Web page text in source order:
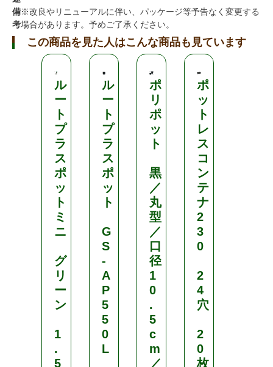
備
考
※改良やリニューアルに伴い、パッケージ等予告なく変更する
場合があります。予めご了承ください。
この商品を見た人はこんな商品も見ています
ル
ー
ト
プ
ラ
ス
ポ
ッ
ト
ミ
ニ
グ
リ
ー
ン
1
.
5
ル
ー
ト
プ
ラ
ス
ポ
ッ
ト
G
S
-
A
P
5
5
0
L
ポ
リ
ポ
ッ
ト
黒
／
丸
型
／
口
径
1
0
.
5
c
m
／
ポ
ッ
ト
レ
ス
コ
ン
テ
ナ
2
3
0
2
4
穴
2
0
枚